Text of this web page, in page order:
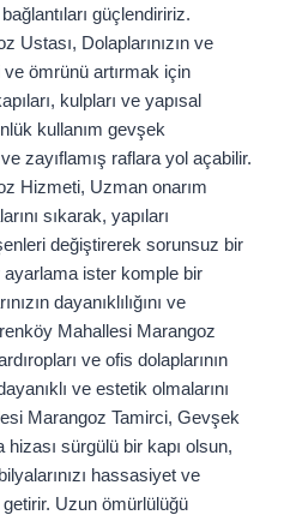
güçlendiririz.
Ustası, Dolaplarınızın ve
ve ömrünü artırmak için
kulpları ve yapısal
kullanım gevşek
zayıflamış raflara yol açabilir.
Hizmeti, Uzman onarım
sıkarak, yapıları
değiştirerek sorunsuz bir
ister komple bir
dayanıklılığını ve
Mahallesi Marangoz
ve ofis dolaplarının
ve estetik olmalarını
Marangoz Tamirci, Gevşek
sürgülü bir kapı olsun,
hassasiyet ve
Uzun ömürlülüğü